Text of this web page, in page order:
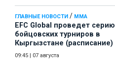
ГЛАВНЫЕ НОВОСТИ / ММА
EFC Global проведет серию
бойцовских турниров в
Кыргызстане (расписание)
09:45 07 августа